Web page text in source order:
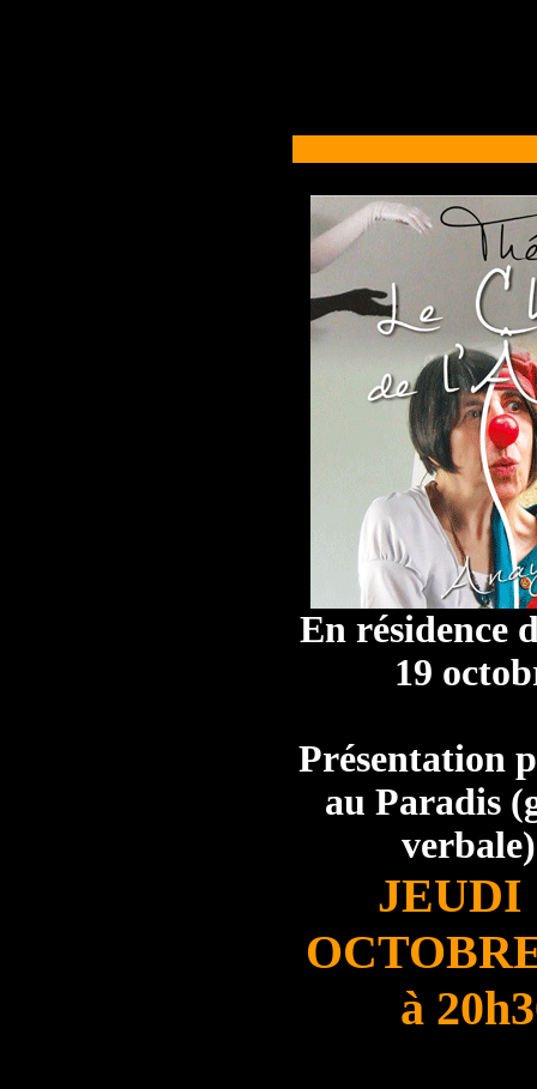
En résidence
19
Présentation
au Paradis
JEUDI
à